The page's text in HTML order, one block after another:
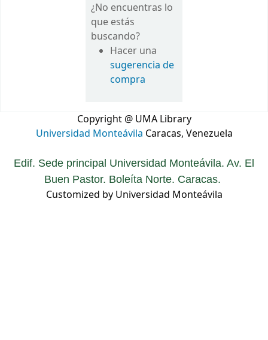
¿No encuentras lo
que estás
buscando?
Hacer una
sugerencia de
compra
Copyright @ UMA Library
Universidad Monteávila Caracas, Venezuela
Edif. Sede principal Universidad Monteávila. Av. El
Buen Pastor. Boleíta Norte. Caracas.
Customized by Universidad Monteávila